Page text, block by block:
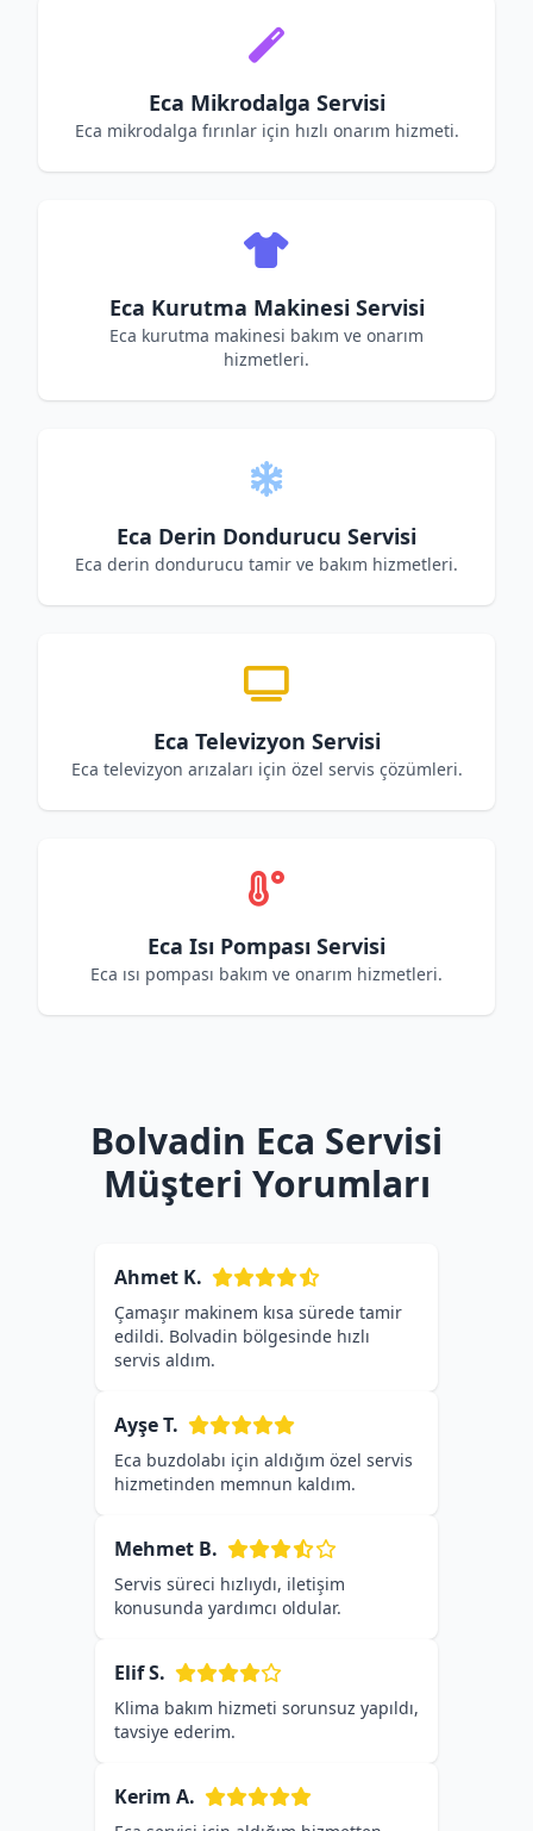
Eca Mikrodalga Servisi
Eca mikrodalga fırınlar için hızlı onarım hizmeti.
Eca Kurutma Makinesi Servisi
Eca kurutma makinesi bakım ve onarım
hizmetleri.
Eca Derin Dondurucu Servisi
Eca derin dondurucu tamir ve bakım hizmetleri.
Eca Televizyon Servisi
Eca televizyon arızaları için özel servis çözümleri.
Eca Isı Pompası Servisi
Eca ısı pompası bakım ve onarım hizmetleri.
Bolvadin Eca Servisi
Müşteri Yorumları
Ahmet K.
Çamaşır makinem kısa sürede tamir
edildi. Bolvadin bölgesinde hızlı
servis aldım.
Ayşe T.
Eca buzdolabı için aldığım özel servis
hizmetinden memnun kaldım.
Mehmet B.
Servis süreci hızlıydı, iletişim
konusunda yardımcı oldular.
Elif S.
Klima bakım hizmeti sorunsuz yapıldı,
tavsiye ederim.
Kerim A.